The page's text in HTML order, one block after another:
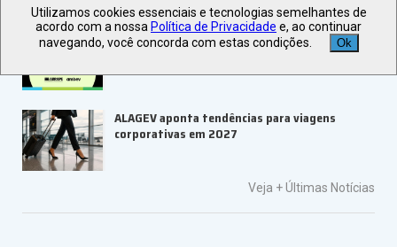
ABRAPE e Ambev abrem inscrições para o
ALAGEV aponta tendências para viagens
corporativas em 2027
Veja +Últimas Notícias
Utilizamos cookies essenciais e tecnologias semelhantes de
acordo com a nossa Política de Privacidade e, ao continuar
navegando, você concorda com estas condições.
Ok